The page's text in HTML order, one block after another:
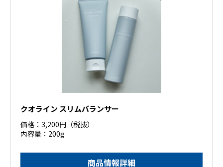
クオライン スリムバランサー
価格：3,200円（税抜）
内容量：200g
商品情報詳細